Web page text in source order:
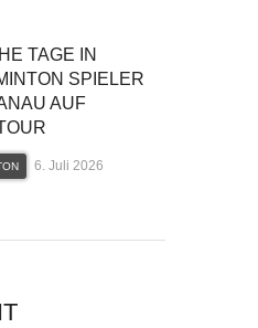
TAGE IN
SPIELER
AUF
6. Juli 2026